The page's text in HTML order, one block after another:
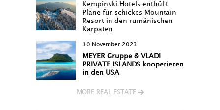
Kempinski Hotels enthüllt
Pläne für schickes Mountain
Resort in den rumänischen
Karpaten
10 November 2023
MEYER Gruppe & VLADI
PRIVATE ISLANDS kooperieren
in den USA
MORE REAL ESTATE